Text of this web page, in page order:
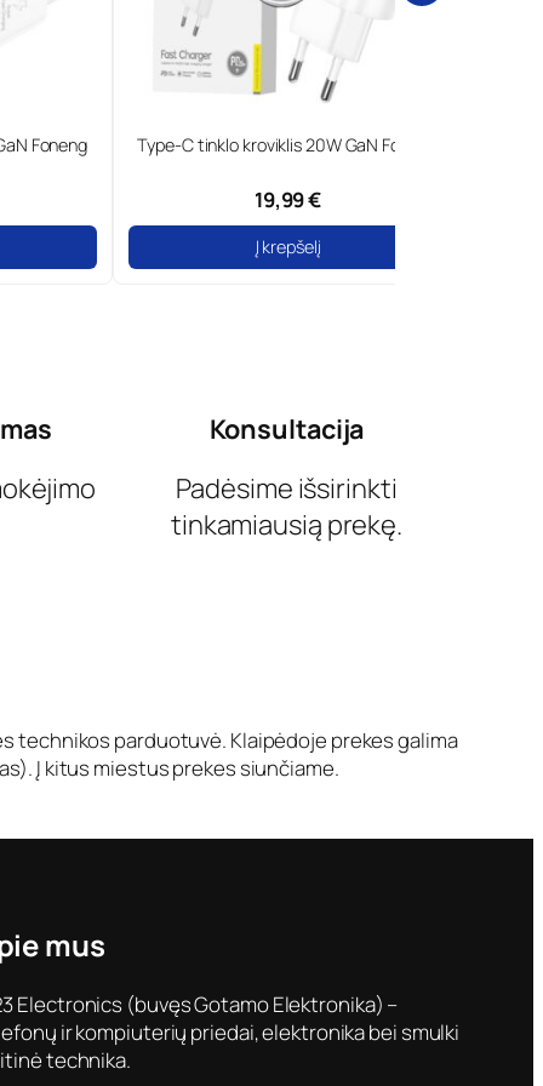
Foneng
Į krepšelį
Konsultacija
Padėsime išsirinkti
tinkamiausią prekę.
technikos parduotuvė. Klaipėdoje prekes galima
Į kitus miestus prekes siunčiame.
mus
Electronics (buvęs Gotamo Elektronika) –
ir kompiuterių priedai, elektronika bei smulki
technika.